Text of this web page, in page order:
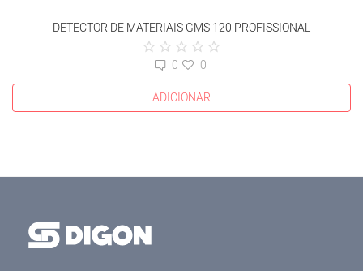
DETECTOR DE MATERIAIS GMS 120 PROFISSIONAL
0
0
ADICIONAR